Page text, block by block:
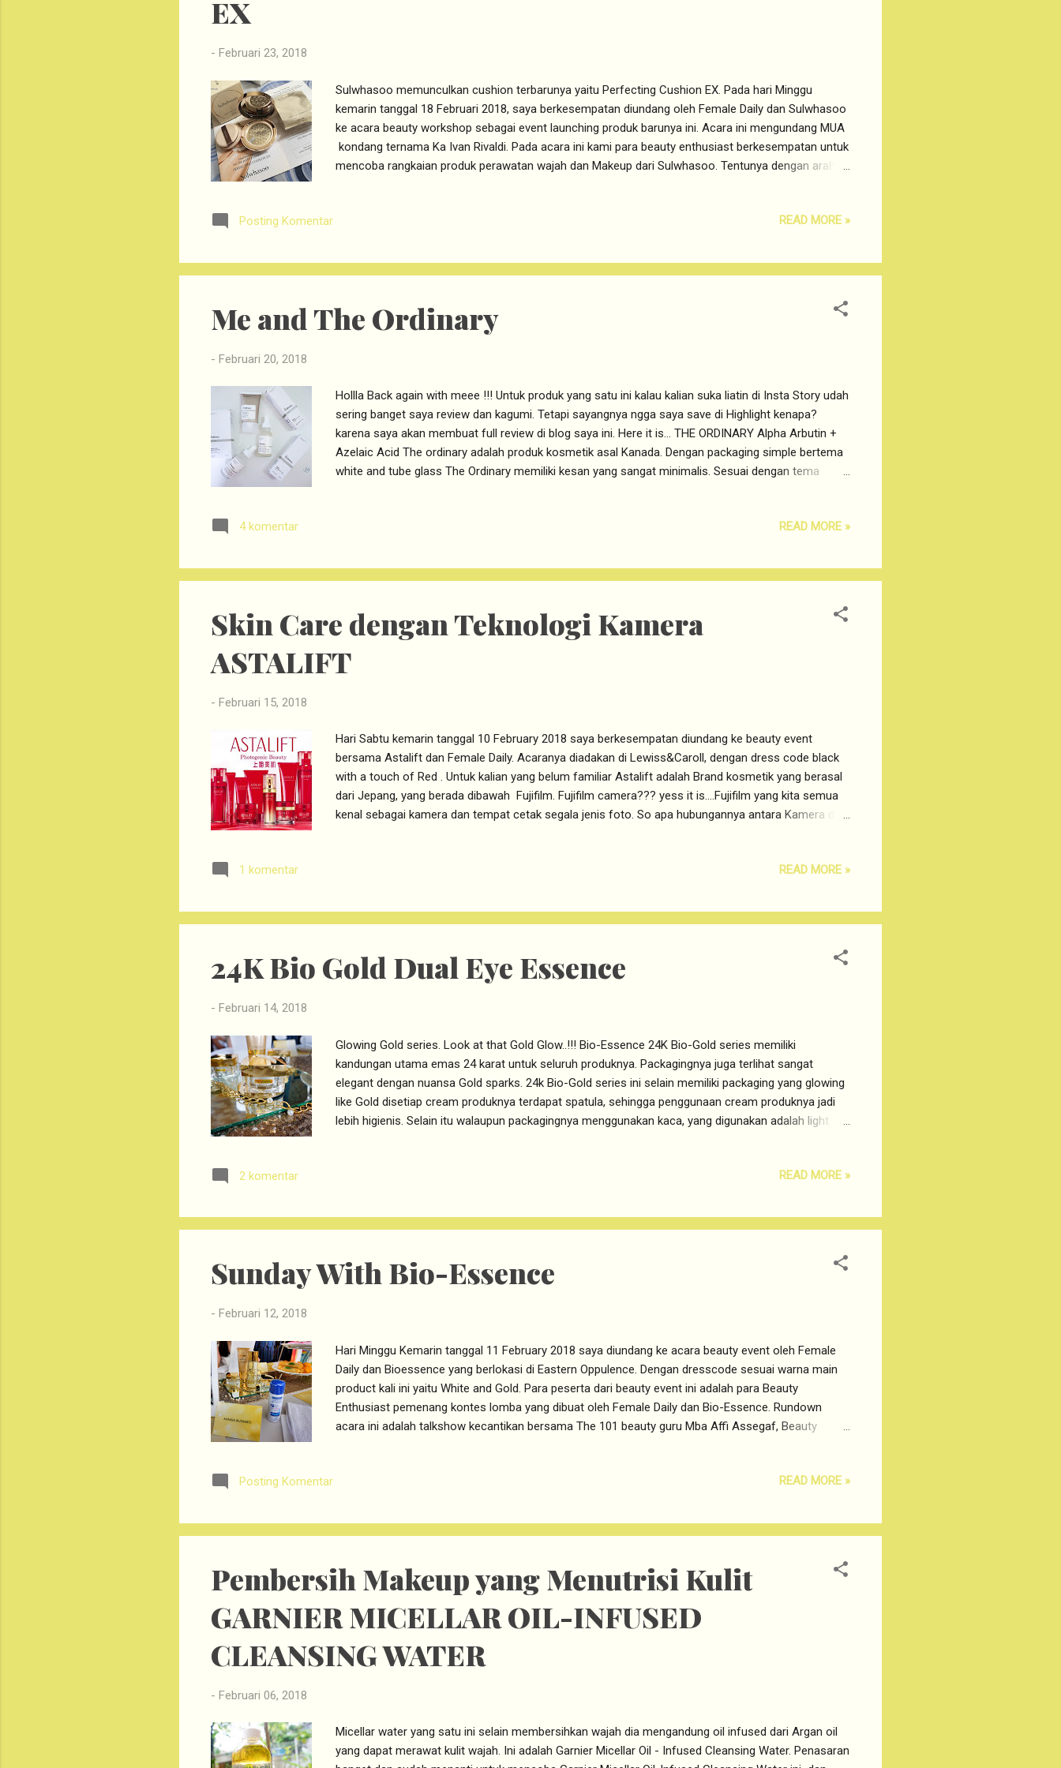
EX
- Februari 23, 2018
Sulwhasoo memunculkan cushion terbarunya yaitu Perfecting Cushion EX. Pada hari Minggu
kemarin tanggal 18 Februari 2018, saya berkesempatan diundang oleh Female Daily dan Sulwhasoo
ke acara beauty workshop sebagai event launching produk barunya ini. Acara ini mengundang MUA
kondang ternama Ka Ivan Rivaldi. Pada acara ini kami para beauty enthusiast berkesempatan untuk
mencoba rangkaian produk perawatan wajah dan Makeup dari Sulwhasoo. Tentunya dengan arahan
menawarkan cushion yang berbeda dibandingkan dengan cushion Sulwhasoo sebelumnya, yaitu
menawarkan coverage yang lebih full dengan look yang flawless tetapi tidak berat. Dibanding dua
cushion sebelumnya coveragenya lebih tinggi. Untuk finishing to...
Posting Komentar READ MORE »
Me and The Ordinary
- Februari 20, 2018
Hollla Back again with meee !!! Untuk produk yang satu ini kalau kalian suka liatin di Insta Story udah
sering banget saya review dan kagumi. Tetapi sayangnya ngga saya save di Highlight kenapa?
karena saya akan membuat full review di blog saya ini. Here it is... THE ORDINARY Alpha Arbutin +
Azelaic Acid The ordinary adalah produk kosmetik asal Kanada. Dengan packaging simple bertema
white and tube glass The Ordinary memiliki kesan yang sangat minimalis. Sesuai dengan tema
dibutuhkannya. Karena banyaknya jenis produk The Ordinary, saran saya kalian pilih yang sesuai
problem kulit saya adalah kurang cerah, bekas jerawat yang menggelap, pori-pori yang cukup besar
dan tekstur kulit yang ti...
4 komentar READ MORE »
Skin Care dengan Teknologi Kamera
ASTALIFT
- Februari 15, 2018
Hari Sabtu kemarin tanggal 10 February 2018 saya berkesempatan diundang ke beauty event
bersama Astalift dan Female Daily. Acaranya diadakan di Lewiss&Caroll, dengan dress code black
with a touch of Red . Untuk kalian yang belum familiar Astalift adalah Brand kosmetik yang berasal
dari Jepang, yang berada dibawah Fujifilm. Fujifilm camera??? yess it is....Fujifilm yang kita semua
kenal sebagai kamera dan tempat cetak segala jenis foto. So apa hubungannya antara Kamera dan
partikel di dalam negatif filmnya. Untuk menangkap kualitas foto dan warna yang bagus maka di
tipis tanpa nano partikel tidak dapat menangkap kualitas foto dan warna yang bagus. Itu juga yang
diterapkan dalam kosmetik Astalift,...
1 komentar READ MORE »
24K Bio Gold Dual Eye Essence
- Februari 14, 2018
Glowing Gold series. Look at that Gold Glow..!!! Bio-Essence 24K Bio-Gold series memiliki
kandungan utama emas 24 karat untuk seluruh produknya. Packagingnya juga terlihat sangat
elegant dengan nuansa Gold sparks. 24k Bio-Gold series ini selain memiliki packaging yang glowing
like Gold disetiap cream produknya terdapat spatula, sehingga penggunaan cream produknya jadi
lebih higienis. Selain itu walaupun packagingnya menggunakan kaca, yang digunakan adalah light
Menurut saya 2 produk ini adalah juaranya dari series Bio-Gold karena efeknya yang membawa
Eye essence. Best Eyecream ever. Why is it So Special? Eye cream ini berbeda dari eye cream yang
biasa saya gunakan ataupun dari eye cream la...
2 komentar READ MORE »
Sunday With Bio-Essence
- Februari 12, 2018
Hari Minggu Kemarin tanggal 11 February 2018 saya diundang ke acara beauty event oleh Female
Daily dan Bioessence yang berlokasi di Eastern Oppulence. Dengan dresscode sesuai warna main
product kali ini yaitu White and Gold. Para peserta dari beauty event ini adalah para Beauty
Enthusiast pemenang kontes lomba yang dibuat oleh Female Daily dan Bio-Essence. Rundown
acara ini adalah talkshow kecantikan bersama The 101 beauty guru Mba Affi Assegaf, Beauty
yaitu Mr. Dwaraka. Hellooooo. Talkshow begiiin. Suhay Salim I adore youuu so much. Acara kali ini
belum familiar Bioessence ini adalah skincare produk yag berasal dari Singapore. Main product kali
ini adalah 24K Bio Gold series....
Posting Komentar READ MORE »
Pembersih Makeup yang Menutrisi Kulit
GARNIER MICELLAR OIL-INFUSED
CLEANSING WATER
- Februari 06, 2018
Micellar water yang satu ini selain membersihkan wajah dia mengandung oil infused dari Argan oil
yang dapat merawat kulit wajah. Ini adalah Garnier Micellar Oil - Infused Cleansing Water. Penasaran